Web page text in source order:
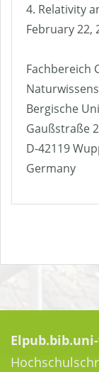
4. Relativity
February 22,
Fachbereich
Bergische
Gaußstraße
D-42119
Germany